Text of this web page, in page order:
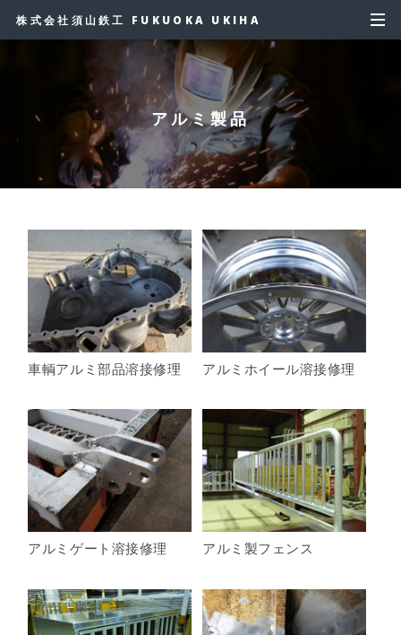
株式会社須山鉄工 FUKUOKA UKIHA
アルミ製品
車輌アルミ部品溶接修理 アルミホイール溶接修理
アルミゲート溶接修理 アルミ製フェンス